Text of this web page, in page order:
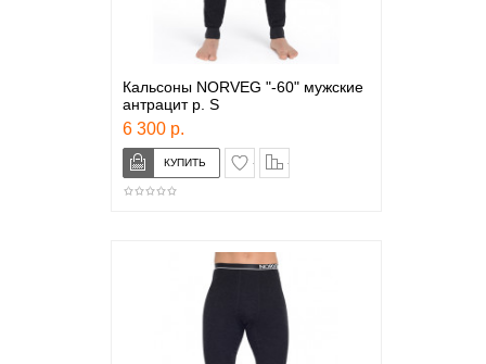
Кальсоны NORVEG "-60" мужские
антрацит р. S
6 300 р.
в закладки